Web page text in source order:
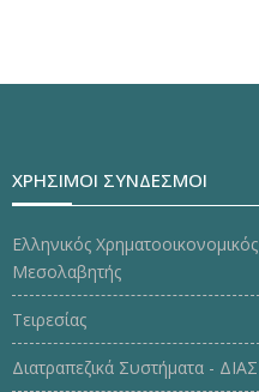
ΧΡΗΣΙΜΟΙ ΣΥΝΔΕΣΜΟΙ
Ελληνικός Χρηματοοικονομικός
Μεσολαβητής
Τειρεσίας
Διατραπεζικά Συστήματα - ΔΙΑΣ